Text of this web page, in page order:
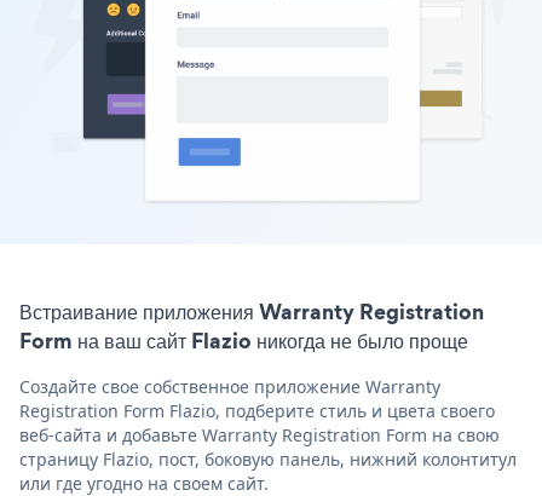
Встраивание приложения Warranty Registration
Form на ваш сайт Flazio никогда не было проще
Создайте свое собственное приложение Warranty
Registration Form Flazio, подберите стиль и цвета своего
веб-сайта и добавьте Warranty Registration Form на свою
страницу Flazio, пост, боковую панель, нижний колонтитул
или где угодно на своем сайт.